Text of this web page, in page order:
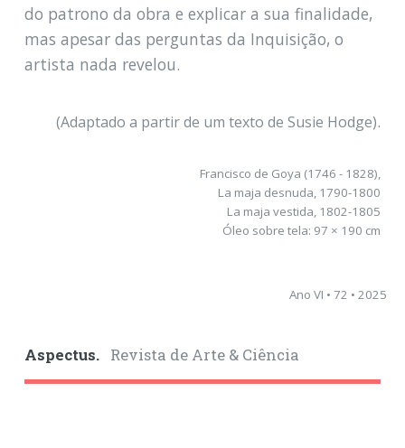
do patrono da obra e explicar a sua finalidade,
mas apesar das perguntas da Inquisição, o
artista nada revelou.
(Adaptado a partir de um texto de Susie Hodge).
Francisco de Goya (1746 - 1828),
La maja desnuda, 1790-1800
La maja vestida, 1802-1805
Óleo sobre tela: 97 × 190 cm
Aspectus. Revista de Arte & Ciência
Ano VI • 72 • 2025